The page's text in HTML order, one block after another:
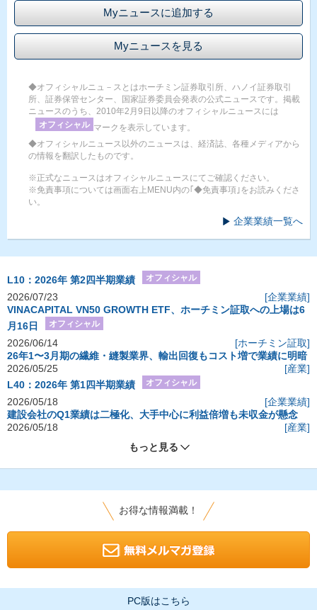
Myニュースに追加する
Myニュースを見る
◆オフィシャルニュ－スとはホーチミン証券取引所、ハノイ証券取引
所、証券保管センター、国家証券委員会発表の公式ニュースです。掲載
ニュースのうち、2010年2月9日以降のオフィシャルニュースには
オフィシャル マークを表示しています。
◆オフィシャルニュース以外のニュースは、経済誌、各種メディアから
の情報を翻訳したものです。
※正式なニュースはオフィシャルニュースにてご確認ください。
※免責事項については画面右上MENU内の｢◆免責事項｣をお読みくださ
い。
企業業績一覧へ
L10：2026年 第2四半期業績 オフィシャル
2026/07/23
[企業業績]
VINACAPITAL VN50 GROWTH ETF、ホーチミン証取への上場は6
月16日
オフィシャル
2026/06/14
[ホーチミン証取]
26年1〜3月期の繊維・縫製業界、輸出回復もコスト増で業績に明暗
2026/05/25
[産業]
L40：2026年 第1四半期業績
オフィシャル
2026/05/18
[企業業績]
建設会社のQ1業績は二極化、大手中心に利益倍増も未収金が懸念
2026/05/18
[産業]
もっと見る
お得な情報満載！
PC版はこちら